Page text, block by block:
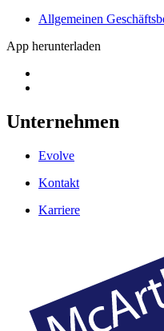
Allgemeinen
App herunterladen
Unternehmen
Evolve
Kontakt
Karriere